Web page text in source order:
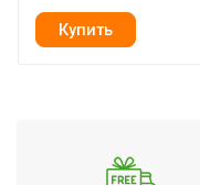
Индикация
воздуха (вблизи